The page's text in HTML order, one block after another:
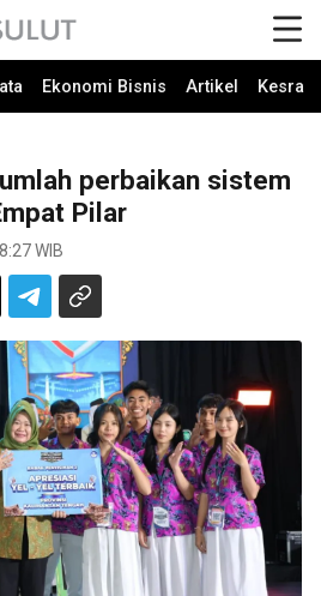
Ekonomi Bisnis Artikel Kesra
perbaikan sistem
Pilar
WIB